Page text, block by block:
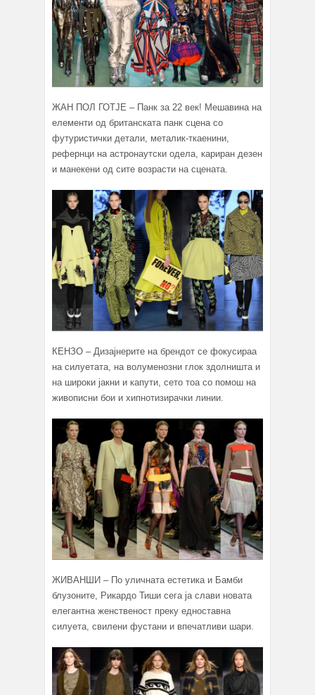
ЖАН ПОЛ ГОТЈЕ – Панк за 22 век! Мешавина на
елементи од британската панк сцена со
футуристички детали, металик-ткаенини,
рефернци на астронаутски одела, кариран дезен
и манекени од сите возрасти на сцената.
КЕНЗО – Дизајнерите на брендот се фокусираа
на силуетата, на волуменозни глок здолништа и
на широки јакни и капути, сето тоа со помош на
живописни бои и хипнотизирачки линии.
ЖИВАНШИ – По уличната естетика и Бамби
блузоните, Рикардо Тиши сега ја слави новата
елегантна женственост преку едноставна
силуета, свилени фустани и впечатливи шари.